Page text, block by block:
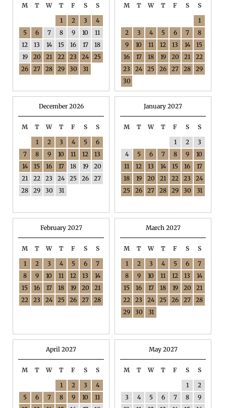
M T W T F S
S
1
2 3
4
5
6 7 8 9 10
11
12
13 14 15 16 17
18
19
20 21 22 23 24
25
26
27 28 29 30 31
M T W T F S
S
1
2
3 4 5 6 7
8
9
10 11 12 13 14
15
16
17 18 19 20 21
22
23
24 25 26 27 28
29
30
December 2026
M T W T F S
S
1
2 3 4 5
6
7
8 9 10 11 12
13
14
15 16 17 18 19
20
21
22 23 24 25 26
27
28
29 30 31
January 2027
M T W T F S
S
1
2
3
4
5 6 7 8 9
10
11
12 13 14 15 16
17
18
19 20 21 22 23
24
25
26 27 28 29 30 31
February 2027
M T W T F S
S
1
2 3 4 5 6
7
8
9 10 11 12 13
14
15
16 17 18 19 20
21
22
23 24 25 26 27 28
March 2027
M T W T F S
S
1
2 3 4 5 6
7
8
9 10 11 12 13
14
15
16 17 18 19 20
21
22
23 24 25 26 27
28
29
30 31
April 2027
M T W T F S
S
1
2 3
4
5
6 7 8 9 10
11
May 2027
M T W T F S
S
1
2
3
4 5 6 7 8
9